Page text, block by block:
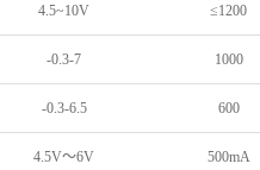
4.5~10V ≤1200
-0.3-7 1000
-0.3-6.5 600
4.5V～6V 500mA